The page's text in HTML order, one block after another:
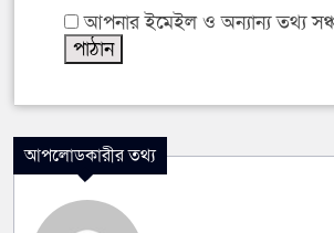
আপনার ইমেইল ও অন্যান্য তথ্য
আপলোডকারীর তথ্য